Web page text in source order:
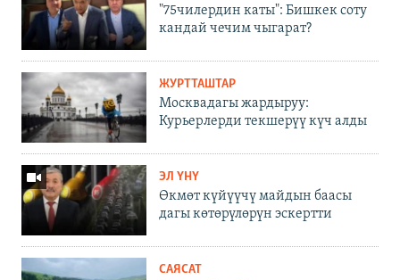
"75чилердин каты": Бишкек соту
кандай чечим чыгарат?
ЖУРТТАШТАР
Москвадагы жардыруу:
Курьерлерди текшерүү күч алды
ЭЛ ҮНҮ
Өкмөт күйүүчү майдын баасы
дагы көтөрүлөрүн эскертти
САЯСАТ